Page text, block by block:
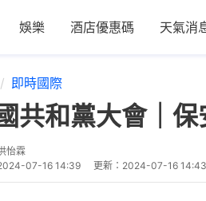
娛樂 酒店優惠碼 天氣消
即時國際
共和黨大會｜
怡霖
07-16 14:39 更新： 2024-07-16 14:43